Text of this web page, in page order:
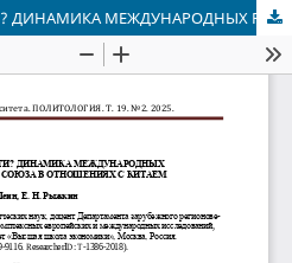
В ПОИСКАХ АКТОРНОСТИ? ДИНАМИКА МЕЖДУНАРОДНЫХ РОЛЕЙ ЕВРОПЕЙСКОГО СОЮЗА В ОТНОШЕНИЯХ С КИТАЕМ